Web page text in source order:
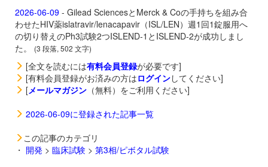
2026-06-09 - Gilead SciencesとMerck & Coの手持ちを組み合
わせたHIV薬islatravir/lenacapavir（ISL/LEN）週1回1錠服用へ
の切り替えのPh3試験2つISLEND-1とISLEND-2が成功しまし
た。
(3 段落, 502 文字)
[全文を読むには有料会員登録が必要です]
[有料会員登録がお済みの方はログインしてください]
[メールマガジン （無料）をご利用ください]
2026-06-09に登録された記事一覧
この記事のカテゴリ
・ 開発 > 臨床試験 > 第3相/ピボタル試験